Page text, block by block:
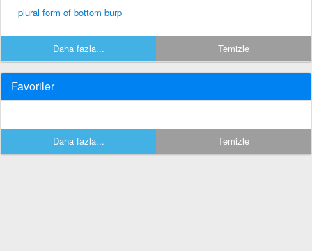
plural form of bottom burp
Daha fazla... Temizle
Favoriler
Daha fazla... Temizle